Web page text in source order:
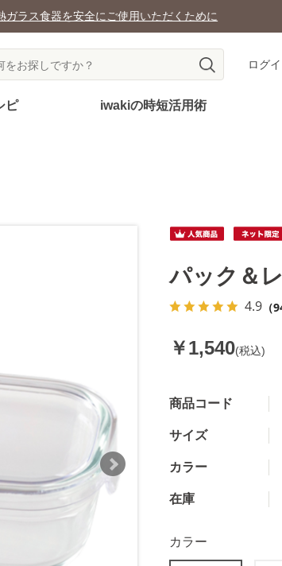
ガラス食器を安全にご使用いただくために
ログ
ピ iwakiの時短活用術
パック＆
4.9 （
￥1,540(税込)
商品コード
サイズ
カラー
在庫
カラー